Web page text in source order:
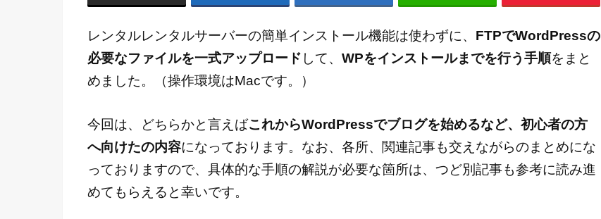
レンタルレンタルサーバーの簡単インストール機能は使わずに、 FTPでWordPressの
必要なファイルを一式アップロード して、 WPをインストールまでを行う手順をまと
めました。（操作環境はMacです。）
今回は、どちらかと言えばこれからWordPressでブログを始めるなど、初心者の方
へ向けたの内容になっております。なお、各所、関連記事も交えながらのまとめにな
っておりますので、具体的な手順の解説が必要な箇所は、つど別記事も参考に読み進
めてもらえると幸いです。